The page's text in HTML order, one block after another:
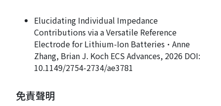
Elucidating Individual Impedance
Contributions via a Versatile Reference
Electrode for Lithium-Ion Batteries·Anne
Zhang, Brian J. Koch ECS Advances, 2026 DOI:
10.1149/2754-2734/ae3781
免責聲明